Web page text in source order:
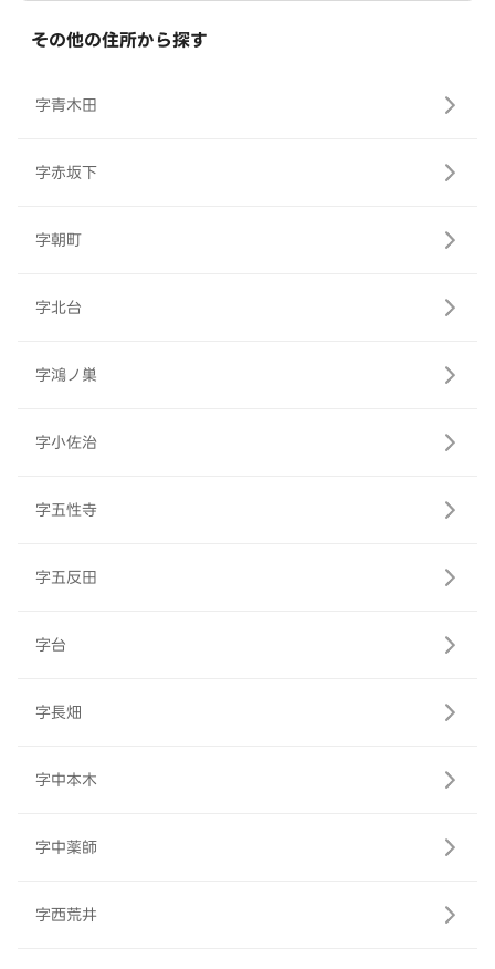
その他の住所から探す
字青木田
字赤坂下
字朝町
字北台
字鴻ノ巣
字小佐治
字五性寺
字五反田
字台
字長畑
字中本木
字中薬師
字西荒井